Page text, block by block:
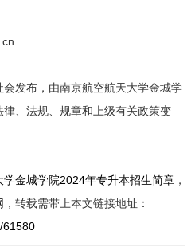
发布，由南京航空航天大学金城学
、法规、规章和上级有关政策变
学金城学院2024年专升本招生简章，
，转载需带上本文链接地址：
61580